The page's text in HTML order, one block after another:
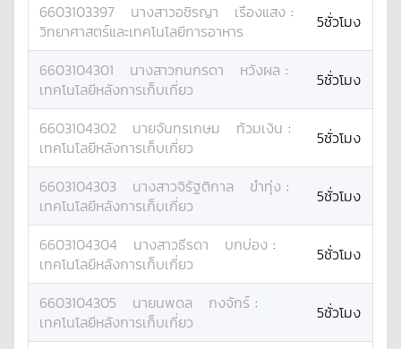
6603103397 นางสาวอชิรญา เรืองแสง :
วิทยาศาสตร์และเทคโนโลยีการอาหาร
5ชั่วโมง
6603104301 นางสาวกนกรดา หวังผล :
เทคโนโลยีหลังการเก็บเกี่ยว
5ชั่วโมง
6603104302 นายจันทรเกษม ท้วมเงิน :
เทคโนโลยีหลังการเก็บเกี่ยว
5ชั่วโมง
6603104303 นางสาวจิรัฐติกาล ขำทุ่ง :
เทคโนโลยีหลังการเก็บเกี่ยว
5ชั่วโมง
6603104304 นางสาวธีรดา บกบ่อง :
เทคโนโลยีหลังการเก็บเกี่ยว
5ชั่วโมง
6603104305 นายนพดล กงจักร์ :
เทคโนโลยีหลังการเก็บเกี่ยว
5ชั่วโมง